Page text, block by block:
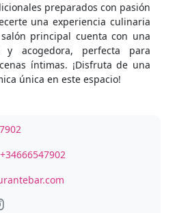
preparados con pasión
una experiencia culinaria
principal cuenta con una
y acogedora, perfecta para
íntimas. ¡Disfruta de una
única en este espacio!
+34666547902